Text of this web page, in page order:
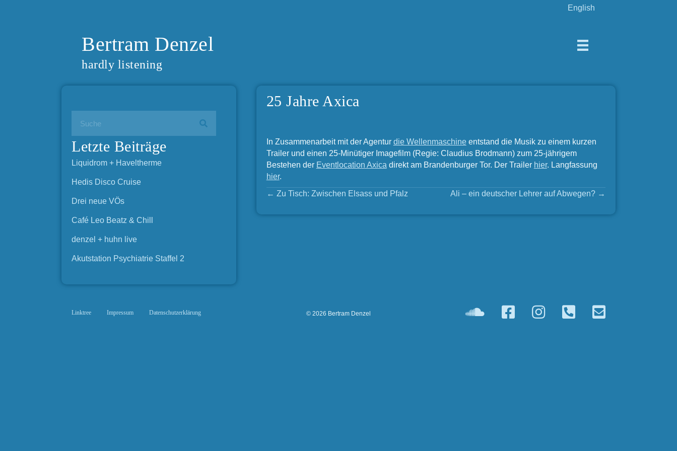
English
Bertram Denzel
hardly listening
Letzte Beiträge
Liquidrom + Haveltherme
Hedis Disco Cruise
Drei neue VÖs
Café Leo Beatz & Chill
denzel + huhn live
Akutstation Psychiatrie Staffel 2
25 Jahre Axica
In Zusammenarbeit mit der Agentur die Wellenmaschineentstand die Musik zu einem kurzen
Trailer und einen 25-Minütiger Imagefilm (Regie: Claudius Brodmann) zum 25-jährigem
Bestehen der Eventlocation Axica direkt am Brandenburger Tor. Der Trailer hier. Langfassung
hier.
Posts
navigation
← Zu Tisch: Zwischen Elsass und Pfalz Ali – ein deutscher Lehrer auf Abwegen? →
Linktree Impressum Datenschutzerklärung © 2026 Bertram Denzel